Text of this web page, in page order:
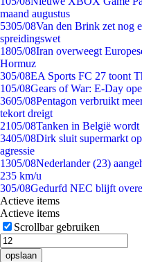
maand augustus
5305/08Van den Brink zet nog
spreidingswet
1805/08Iran overweegt
Hormuz
305/08EA Sports FC 27 toont
105/08Gears of War: E-Day
3605/08Pentagon verbruikt
tekort dreigt
2105/08Tanken in België
3405/08Dirk sluit supermarkt
agressie
1305/08Nederlander (23)
235 km/u
305/08Gedurfd NEC blijft
Actieve items
Actieve items
Scrollbar gebruiken
opslaan